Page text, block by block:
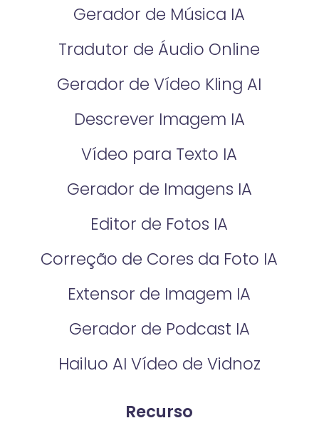
Gerador de Música IA
Tradutor de Áudio Online
Gerador de Vídeo Kling AI
Descrever Imagem IA
Vídeo para Texto IA
Gerador de Imagens IA
Editor de Fotos IA
Correção de Cores da Foto IA​
Extensor de Imagem IA
Gerador de Podcast IA
Hailuo AI Vídeo de Vidnoz
Recurso